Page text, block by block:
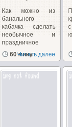
Как можно из
банального
кабачка сделать
необычное и
праздничное
блюдо. Взяв...
60 минут
Читать далее